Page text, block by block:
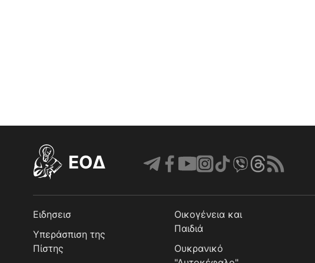
EOΔ
Ειδησεισ
Υπεράσπιση της
Πίστης
Οικογένεια και
Παιδιά
Ουκρανικό